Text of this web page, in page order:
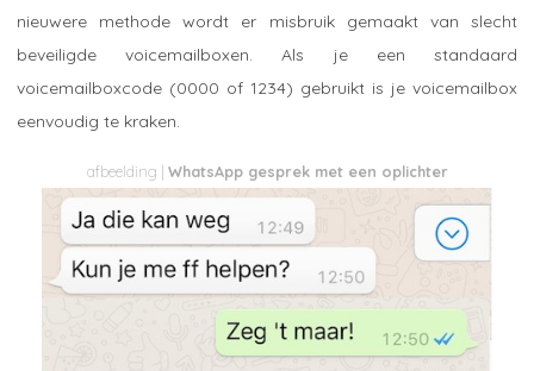
nieuwere methode wordt er misbruik gemaakt van slecht
beveiligde voicemailboxen. Als je een standaard
voicemailboxcode (0000 of 1234) gebruikt is je voicemailbox
eenvoudig te kraken.
WhatsApp gesprek met een oplichter